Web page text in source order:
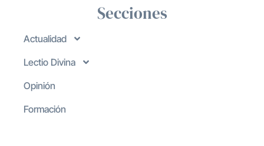
Secciones
Actualidad
Lectio Divina
Opinión
Formación